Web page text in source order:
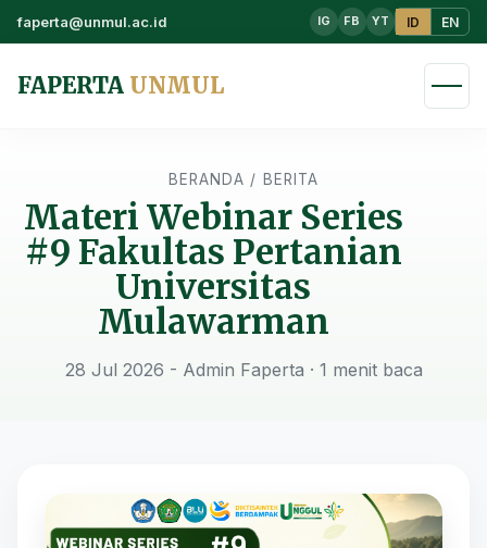
faperta@unmul.ac.id IG FB YT ID EN
FAPERTA UNMUL
BERANDA / BERITA
Materi Webinar Series
#9 Fakultas Pertanian
Universitas
Mulawarman
28 Jul 2026 - Admin Faperta · 1 menit baca